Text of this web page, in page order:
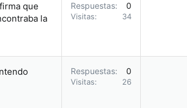
que
la
Respuestas 0
Visitas 34
Respuestas 0
Visitas 26